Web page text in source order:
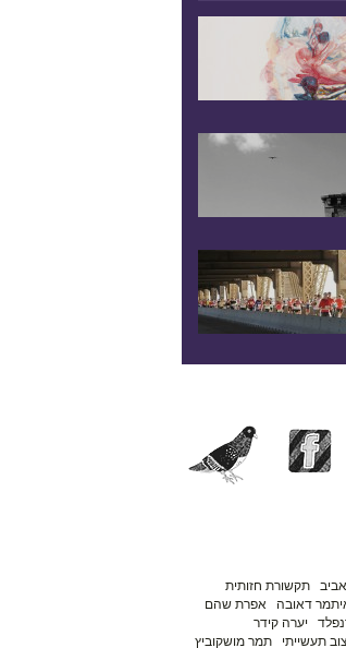
תקשורת חזותית
דאובה
אפרת שהם
יערה קידר
תעשייתי תמר מושקוביץ